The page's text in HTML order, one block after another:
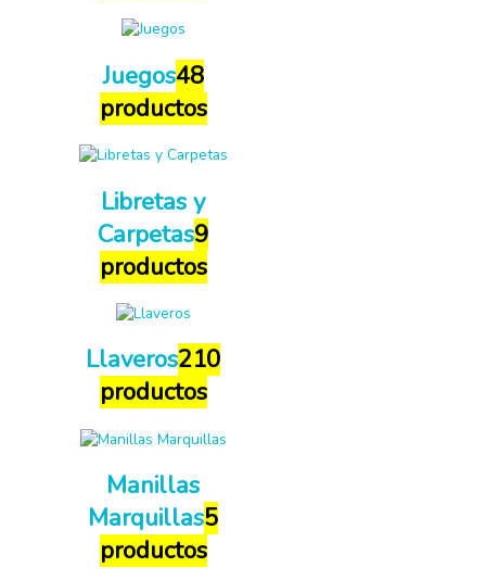
Juegos48
productos
Libretas y
Carpetas9
productos
Llaveros210
productos
Manillas
Marquillas5
productos